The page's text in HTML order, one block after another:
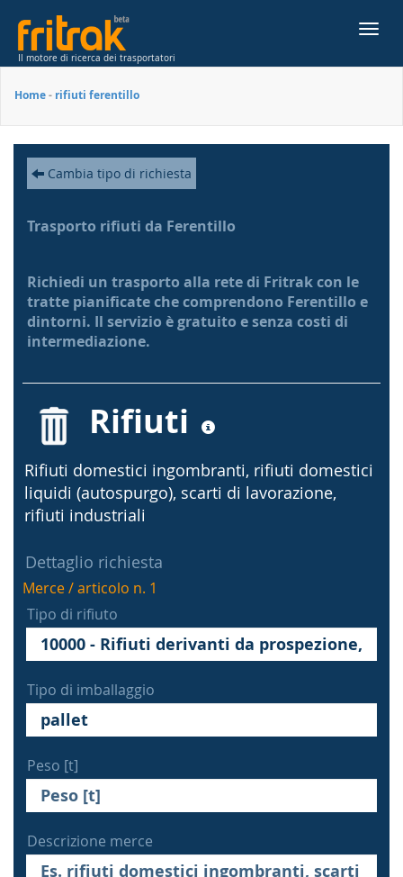
Il motore di ricerca dei trasportatori
Home- rifiuti ferentillo
Cambia tipo di richiesta
Trasporto rifiuti da Ferentillo
Richiedi un trasporto alla rete di Fritrak con le
tratte pianificate che comprendono Ferentillo e
dintorni. Il servizio è gratuito e senza costi di
intermediazione.
Rifiuti
Rifiuti domestici ingombranti, rifiuti domestici
liquidi (autospurgo), scarti di lavorazione,
rifiuti industriali
Dettaglio richiesta
Merce / articolo n. 1
Tipo di rifiuto
Tipo di imballaggio
Peso [t]
Descrizione merce